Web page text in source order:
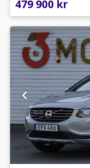
479 900 kr